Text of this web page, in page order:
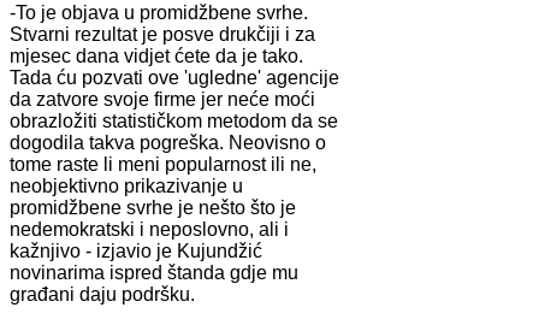
-To je objava u promidžbene svrhe.
Stvarni rezultat je posve drukčiji i za
mjesec dana vidjet ćete da je tako.
Tada ću pozvati ove 'ugledne' agencije
da zatvore svoje firme jer neće moći
obrazložiti statističkom metodom da se
dogodila takva pogreška. Neovisno o
tome raste li meni popularnost ili ne,
neobjektivno prikazivanje u
promidžbene svrhe je nešto što je
nedemokratski i neposlovno, ali i
kažnjivo - izjavio je Kujundžić
novinarima ispred štanda gdje mu
građani daju podršku.